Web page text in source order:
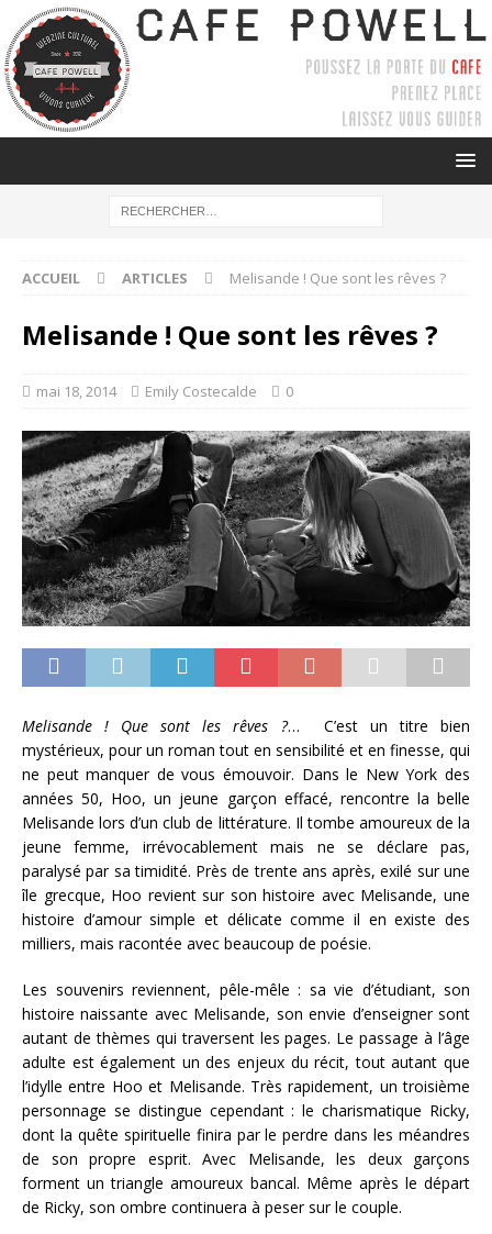
ACCUEIL ARTICLES Melisande ! Que sont les rêves ?
Melisande ! Que sont les rêves ?
mai 18, 2014 Emily Costecalde 0
Melisande ! Que sont les rêves ?… C’est un titre bien
mystérieux, pour un roman tout en sensibilité et en finesse, qui
ne peut manquer de vous émouvoir. Dans le New York des
années 50, Hoo, un jeune garçon effacé, rencontre la belle
Melisande lors d’un club de littérature. Il tombe amoureux de la
jeune femme, irrévocablement mais ne se déclare pas,
paralysé par sa timidité. Près de trente ans après, exilé sur une
île grecque, Hoo revient sur son histoire avec Melisande, une
histoire d’amour simple et délicate comme il en existe des
milliers, mais racontée avec beaucoup de poésie.
Les souvenirs reviennent, pêle-mêle : sa vie d’étudiant, son
histoire naissante avec Melisande, son envie d’enseigner sont
autant de thèmes qui traversent les pages. Le passage à l’âge
adulte est également un des enjeux du récit, tout autant que
l’idylle entre Hoo et Melisande. Très rapidement, un troisième
personnage se distingue cependant : le charismatique Ricky,
dont la quête spirituelle finira par le perdre dans les méandres
de son propre esprit. Avec Melisande, les deux garçons
forment un triangle amoureux bancal. Même après le départ
de Ricky, son ombre continuera à peser sur le couple.